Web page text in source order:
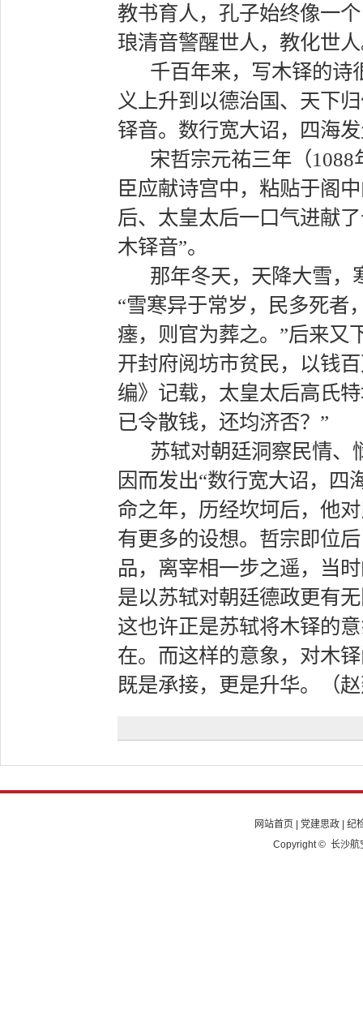
教书育人，孔子始终像一
琅清音警醒世人，教化世
千百年来，写木铎的诗
义上升到以德治国、天下
铎音。数行宽大诏，四海
宋哲宗元祐三年（
臣应献诗宫中，粘贴于阁
后、太皇太后一口气进献
木铎音”。
那年冬天，天降大雪，
“雪寒异于常岁，民多死者
瘗，则官为葬之。”后来又
开封府阅坊市贫民，以钱
编》记载，太皇太后高氏
已令散钱，还均济否？”
苏轼对朝廷洞察民情、
因而发出“数行宽大诏，四
命之年，历经坎坷后，他
有更多的设想。哲宗即位
品，离宰相一步之遥，当
是以苏轼对朝廷德政更有
这也许正是苏轼将木铎的
在。而这样的意象，对木
既是承接，更是升华。（
网站首页 党建思政
纪
Copyright © 长沙航